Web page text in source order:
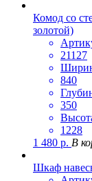
Комод со
золотой)
21127
840
350
1228
1 480 р. В
Шкаф